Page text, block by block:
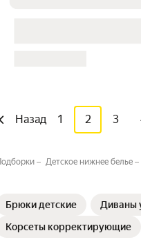
Назад 1 2 3
Детское нижнее белье⁣
Брюки детские Диваны
Корсеты корректирующие